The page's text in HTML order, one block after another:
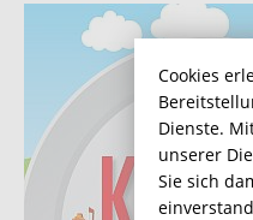
Cookies
Dienste.
unserer
Sie sich